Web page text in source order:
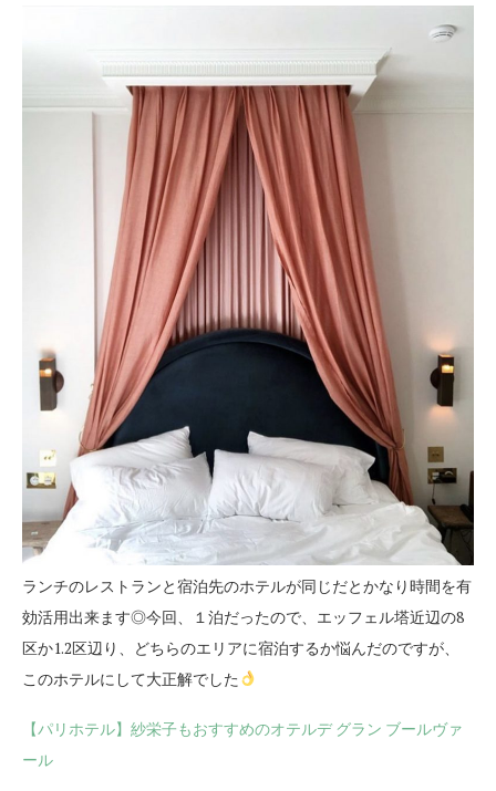
ランチのレストランと宿泊先のホテルが同じだとかなり時間を有
効活用出来ます◎今回、１泊だったので、エッフェル塔近辺の8
区か1.2区辺り、どちらのエリアに宿泊するか悩んだのですが、
このホテルにして大正解でした
【パリホテル】紗栄子もおすすめのオテルデ グラン ブールヴァ
ール